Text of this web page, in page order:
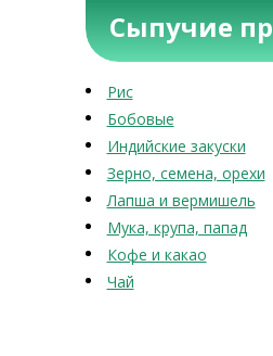
Сыпучие
Рис
Бобовые
Индийские закуски
Зерно, семена, орехи
Лапша и вермишель
Мука, крупа, папад
Кофе и какао
Чай